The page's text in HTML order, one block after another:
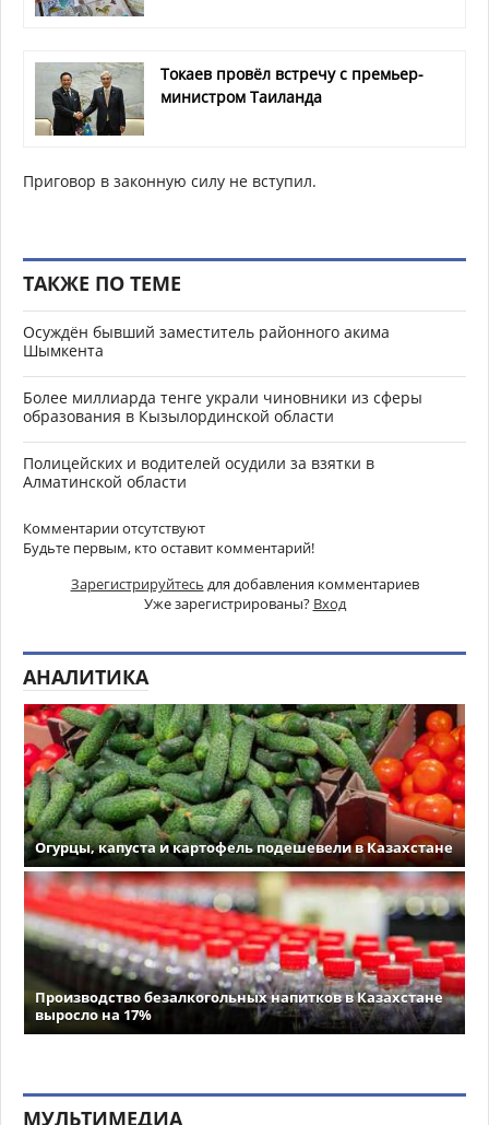
Токаев провёл встречу с премьер-
министром Таиланда
Приговор в законную силу не вступил.
ТАКЖЕ ПО ТЕМЕ
Осуждён бывший заместитель районного акима
Шымкента
Более миллиарда тенге украли чиновники из сферы
образования в Кызылординской области
Полицейских и водителей осудили за взятки в
Алматинской области
Комментарии отсутствуют
Будьте первым, кто оставит комментарий!
Зарегистрируйтесь для добавления комментариев
Уже зарегистрированы? Вход
АНАЛИТИКА
Огурцы, капуста и картофель подешевели в Казахстане
Производство безалкогольных напитков в Казахстане
выросло на 17%
МУЛЬТИМЕДИА